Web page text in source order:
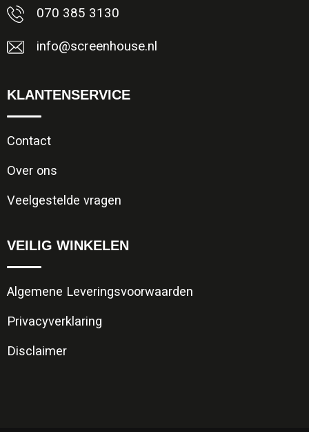
070 385 3130
info@screenhouse.nl
KLANTENSERVICE
Contact
Over ons
Veelgestelde vragen
VEILIG WINKELEN
Algemene Leveringsvoorwaarden
Privacyverklaring
Disclaimer